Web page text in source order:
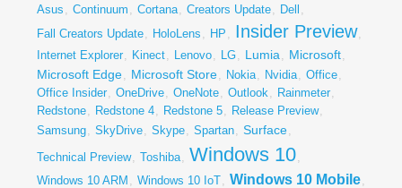
Asus , Continuum , Cortana, Creators Update, Dell ,
Fall Creators Update, HoloLens , HP , Insider Preview,
Internet Explorer, Kinect, Lenovo, LG, Lumia, Microsoft,
Microsoft Edge, Microsoft Store, Nokia, Nvidia, Office,
Office Insider, OneDrive, OneNote, Outlook, Rainmeter,
Redstone, Redstone 4, Redstone 5, Release Preview,
Samsung, SkyDrive, Skype, Spartan, Surface,
Technical Preview, Toshiba, Windows 10,
Windows 10 ARM , Windows 10 IoT, Windows 10 Mobile,